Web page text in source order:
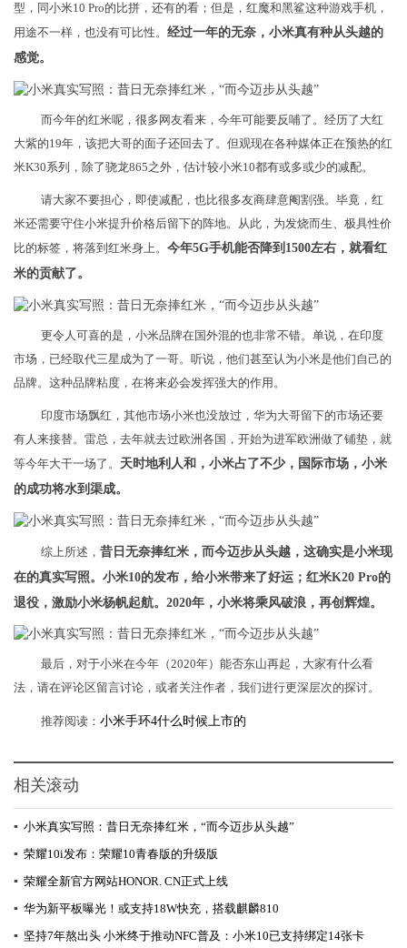
型，同小米10 Pro的比拼，还有的看；但是，红魔和黑鲨这种游戏手机，
用途不一样，也没有可比性。 经过一年的无奈，小米真有种从头越的
感觉。
而今年的红米呢，很多网友看来，今年可能要反哺了。经历了大红
大紫的19年，该把大哥的面子还回去了。但观现在各种媒体正在预热的红
米K30系列，除了骁龙865之外，估计较小米10都有或多或少的减配。
请大家不要担心，即使减配，也比很多友商肆意阉割强。毕竟，红
米还需要守住小米提升价格后留下的阵地。从此，为发烧而生、极具性价
比的标签，将落到红米身上。 今年5G手机能否降到1500左右，就看红
米的贡献了。
更令人可喜的是，小米品牌在国外混的也非常不错。单说，在印度
市场，已经取代三星成为了一哥。听说，他们甚至认为小米是他们自己的
品牌。这种品牌粘度，在将来必会发挥强大的作用。
印度市场飘红，其他市场小米也没放过，华为大哥留下的市场还要
有人来接替。雷总，去年就去过欧洲各国，开始为进军欧洲做了铺垫，就
等今年大干一场了。 天时地利人和，小米占了不少，国际市场，小米
的成功将水到渠成。
综上所述， 昔日无奈捧红米，而今迈步从头越，这确实是小米现
在的真实写照。小米10的发布，给小米带来了好运；红米K20 Pro的
退役，激励小米杨帆起航。2020年，小米将乘风破浪，再创辉煌。
最后，对于小米在今年（2020年）能否东山再起，大家有什么看
法，请在评论区留言讨论，或者关注作者，我们进行更深层次的探讨。
推荐阅读： 小米手环4什么时候上市的
相关滚动
▪ 小米真实写照：昔日无奈捧红米，“而今迈步从头越”
▪ 荣耀10i发布：荣耀10青春版的升级版
▪ 荣耀全新官方网站HONOR. CN正式上线
▪ 华为新平板曝光！或支持18W快充，搭载麒麟810
▪ 坚持7年熬出头 小米终于推动NFC普及：小米10已支持绑定14张卡